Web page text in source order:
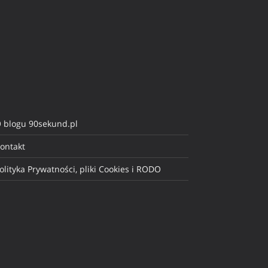
blogu 90sekund.pl
Prywatności, pliki Cookies i RODO